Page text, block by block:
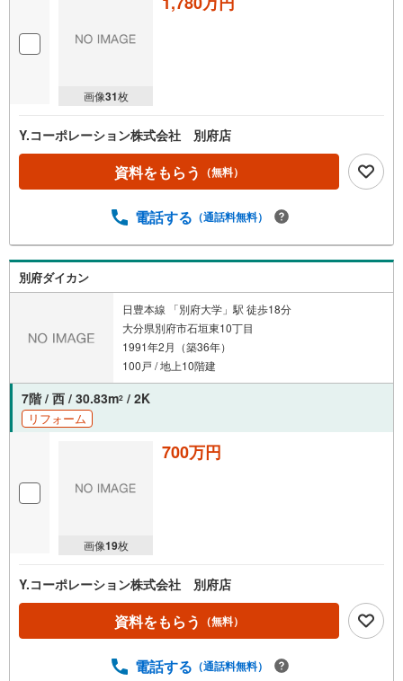
画像31枚
Y.コーポレーション株式会社 別府店
資料をもらう （無料）
電話する （通話料無料）
別府ダイカン
日豊本線 「別府大学」駅 徒歩18分
大分県別府市石垣東10丁目
1991年2月（築36年）
100戸 / 地上10階建
7階 / 西 / 30.83m2 / 2K
リフォーム
画像19枚
700万円
Y.コーポレーション株式会社 別府店
資料をもらう （無料）
電話する （通話料無料）